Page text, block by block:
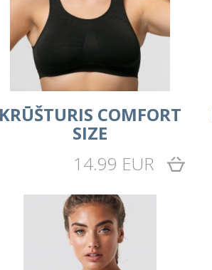
KRŪŠTURIS COMFORT
SIZE
14.99 EUR